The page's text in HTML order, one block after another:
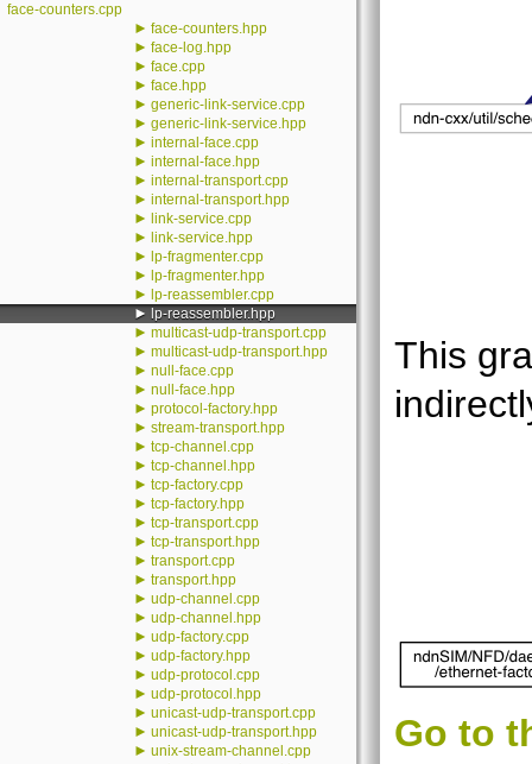
face-counters.cpp
► face-counters.hpp
► face-log.hpp
► face.cpp
► face.hpp
► generic-link-service.cpp
► generic-link-service.hpp
► internal-face.cpp
► internal-face.hpp
► internal-transport.cpp
► internal-transport.hpp
► link-service.cpp
► link-service.hpp
► lp-fragmenter.cpp
► lp-fragmenter.hpp
► lp-reassembler.cpp
► lp-reassembler.hpp
► multicast-udp-transport.cpp
► multicast-udp-transport.hpp
► null-face.cpp
► null-face.hpp
► protocol-factory.hpp
► stream-transport.hpp
► tcp-channel.cpp
► tcp-channel.hpp
► tcp-factory.cpp
► tcp-factory.hpp
► tcp-transport.cpp
► tcp-transport.hpp
► transport.cpp
► transport.hpp
► udp-channel.cpp
► udp-channel.hpp
► udp-factory.cpp
► udp-factory.hpp
► udp-protocol.cpp
► udp-protocol.hpp
► unicast-udp-transport.cpp
► unicast-udp-transport.hpp
► unix-stream-channel.cpp
This
Go to